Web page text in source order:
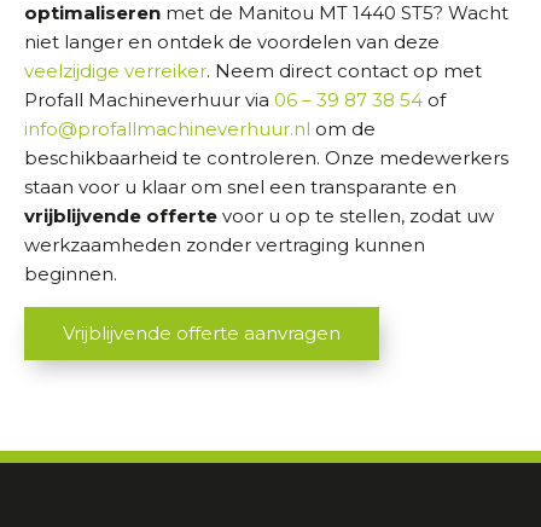
optimaliseren met de Manitou MT 1440 ST5? Wacht
niet langer en ontdek de voordelen van deze
veelzijdige verreiker. Neem direct contact op met
Profall Machineverhuur via 06 – 39 87 38 54 of
info@profallmachineverhuur.nl om de
beschikbaarheid te controleren. Onze medewerkers
staan voor u klaar om snel een transparante en
vrijblijvende offerte voor u op te stellen, zodat uw
werkzaamheden zonder vertraging kunnen
beginnen.
Vrijblijvende offerte aanvragen